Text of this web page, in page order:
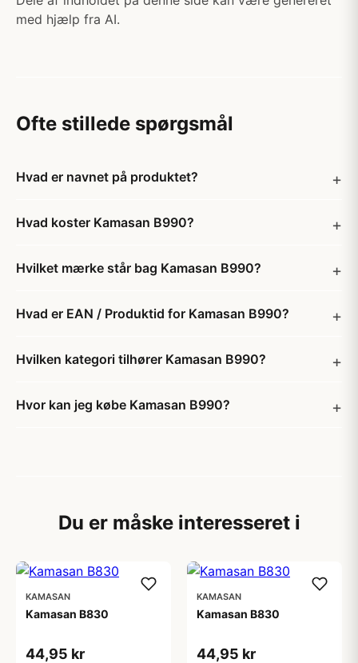
med hjælp fra AI.
Ofte stillede spørgsmål
Hvad er navnet på produktet?
Hvad koster Kamasan B990?
Hvilket mærke står bag Kamasan B990?
Hvad er EAN / Produktid for Kamasan B990?
Hvilken kategori tilhører Kamasan B990?
Hvor kan jeg købe Kamasan B990?
Du er måske interesseret i
KAMASAN
Kamasan B830
44,95 kr
KAMASAN
Kamasan B830
44,95 kr